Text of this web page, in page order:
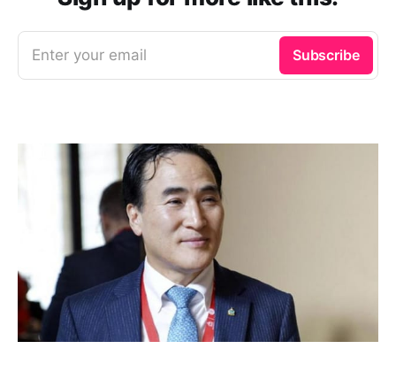
Enter your email Subscribe